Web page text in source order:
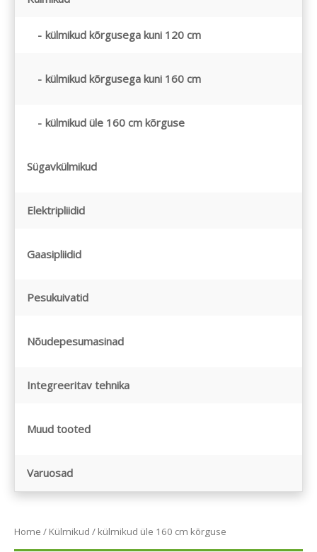
külmikud kõrgusega kuni 120 cm
külmikud kõrgusega kuni 160 cm
külmikud üle 160 cm kõrguse
Sügavkülmikud
Elektripliidid
Gaasipliidid
Pesukuivatid
Nõudepesumasinad
Integreeritav tehnika
Muud tooted
Varuosad
Home / Külmikud / külmikud üle 160 cm kõrguse